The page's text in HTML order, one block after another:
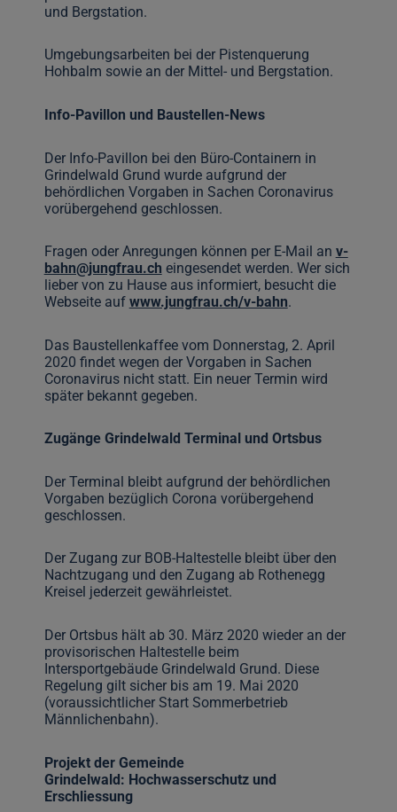
und Bergstation.
Umgebungsarbeiten bei der Pistenquerung
Hohbalm sowie an der Mittel- und Bergstation.
Info-Pavillon und Baustellen-News
Der Info-Pavillon bei den Büro-Containern in
Grindelwald Grund wurde aufgrund der
behördlichen Vorgaben in Sachen Coronavirus
vorübergehend geschlossen.
Fragen oder Anregungen können per E-Mail an v-
bahn@jungfrau.ch eingesendet werden. Wer sich
lieber von zu Hause aus informiert, besucht die
Webseite auf www.jungfrau.ch/v-bahn.
Das Baustellenkaffee vom Donnerstag, 2. April
2020 findet wegen der Vorgaben in Sachen
Coronavirus nicht statt. Ein neuer Termin wird
später bekannt gegeben.
Zugänge Grindelwald Terminal und Ortsbus
Der Terminal bleibt aufgrund der behördlichen
Vorgaben bezüglich Corona vorübergehend
geschlossen.
Der Zugang zur BOB-Haltestelle bleibt über den
Nachtzugang und den Zugang ab Rothenegg
Kreisel jederzeit gewährleistet.
Der Ortsbus hält ab 30. März 2020 wieder an der
provisorischen Haltestelle beim
Intersportgebäude Grindelwald Grund. Diese
Regelung gilt sicher bis am 19. Mai 2020
(voraussichtlicher Start Sommerbetrieb
Männlichenbahn).
Projekt der Gemeinde
Grindelwald: Hochwasserschutz und
Erschliessung